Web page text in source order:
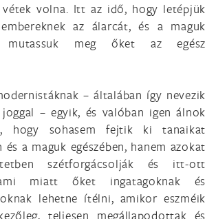
volna. Itt az idő, hogy letépjük
az álarcát, és a maguk
mutassuk meg őket az egész
– általában így nevezik
– egyik, és valóban igen álnok
hogy sohasem fejtik ki tanaikat
és a maguk egészében, hanem azokat
szétforgácsolják és itt-ott
miatt őket ingatagoknak és
lehetne ítélni, amikor eszméik
teljesen megállapodottak és